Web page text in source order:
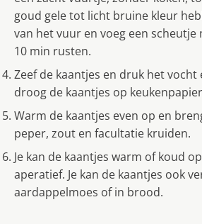
goud gele tot licht bruine kleur
van het vuur en voeg een scheutje
10 min rusten.
Zeef de kaantjes en druk het vocht
droog de kaantjes op
Warm de kaantjes even op en
peper, zout en facultatie kruiden.
Je kan de kaantjes warm of koud
aperatief. Je kan de kaantjes ook
aardappelmoes of in brood.